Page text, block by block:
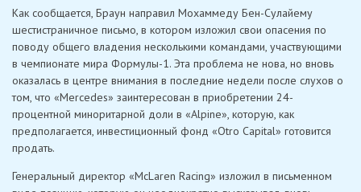
Как сообщается, Браун направил Мохаммеду Бен-Сулайему
шестистраничное письмо, в котором изложил свои опасения по
поводу общего владения несколькими командами, участвующими
в чемпионате мира Формулы-1. Эта проблема не нова, но вновь
оказалась в центре внимания в последние недели после слухов о
том, что «Mercedes» заинтересован в приобретении 24-
процентной миноритарной доли в «Alpine», которую, как
предполагается, инвестиционный фонд «Otro Capital» готовится
продать.
Генеральный директор «McLaren Racing» изложил в письменном